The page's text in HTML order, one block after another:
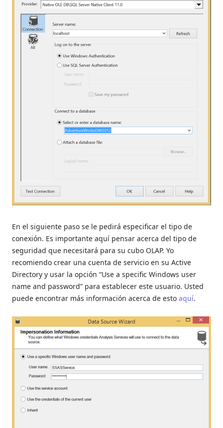
En el siguiente paso se le pedirá especificar el tipo de
conexión. Es importante aquí pensar acerca del tipo de
seguridad que necesitará para su cubo OLAP. Yo
recomiendo crear una cuenta de servicio en su Active
Directory y usar la opción “Use a specific Windows user
name and password” para establecer este usuario. Usted
puede encontrar más información acerca de esto aquí.